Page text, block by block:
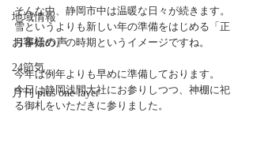
地域情報
お客様の声
24節気
月刊 plus one layer
そんな中、静岡市中は温暖な日々が続きます。
雪というよりも新しい年の準備をはじめる「正
月事始め」の時期というイメージですね。
今年は例年よりも早めに準備しております。
今日は静岡浅間大社にお参りしつつ、神棚に祀
る御札をいただきに参りました。